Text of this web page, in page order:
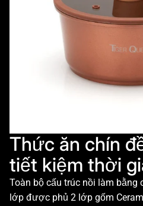
Thức ăn chín
tiết kiệm thời
Toàn bộ cấu trúc nồi làm bằng
lớp được phủ 2 lớp gốm